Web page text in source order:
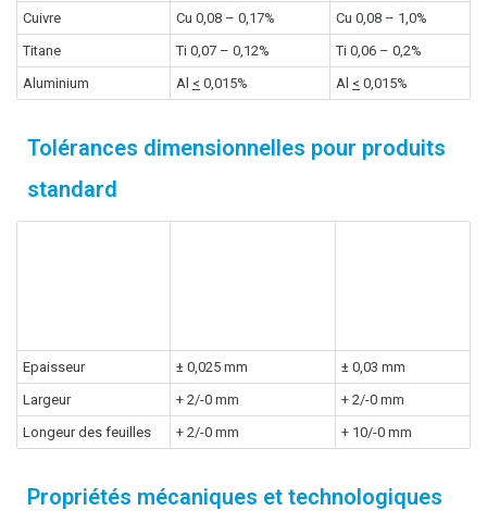
Cuivre
Cu 0,08 – 0,17%
Cu 0,08 – 1,0%
Titane
Ti 0,07 – 0,12%
Ti 0,06 – 0,2%
Aluminium
Al < 0,015% Al < 0,015%
Tolérances dimensionnelles pour produits
standard
Epaisseur ± 0,025 mm
± 0,03 mm
Largeur
+ 2/-0 mm
+ 2/-0 mm
Longeur des feuilles
+ 2/-0 mm + 10/-0 mm
Propriétés mécaniques et technologiques